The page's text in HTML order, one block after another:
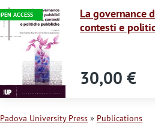
m
e
s
s
a
g
ACCESS
Immagine
La governance
contesti e
30,00 €
Padova University Press Publications